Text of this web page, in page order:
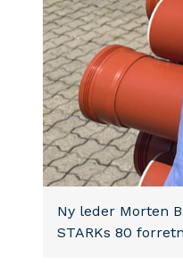
Ny leder Morten
STARKs 80